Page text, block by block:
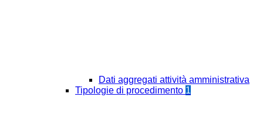
Dati aggregati attività amministrativa
Tipologie di procedimento 1